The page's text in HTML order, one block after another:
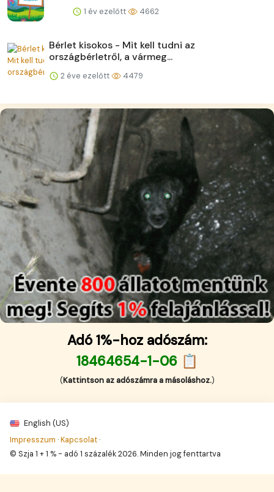
1 év ezelőtt 4662
Bérlet kisokos - Mit kell tudni az
országbérletről, a vármeg...
2 éve ezelőtt 4479
Adó 1%-hoz adószám:
18464654-1-06 📋
(Kattintson az adószámra a másoláshoz.)
English (US)
Impresszum ·Kapcsolat ·
© Szja 1 + 1 % - adó 1 százalék 2026. Minden jog fenttartva